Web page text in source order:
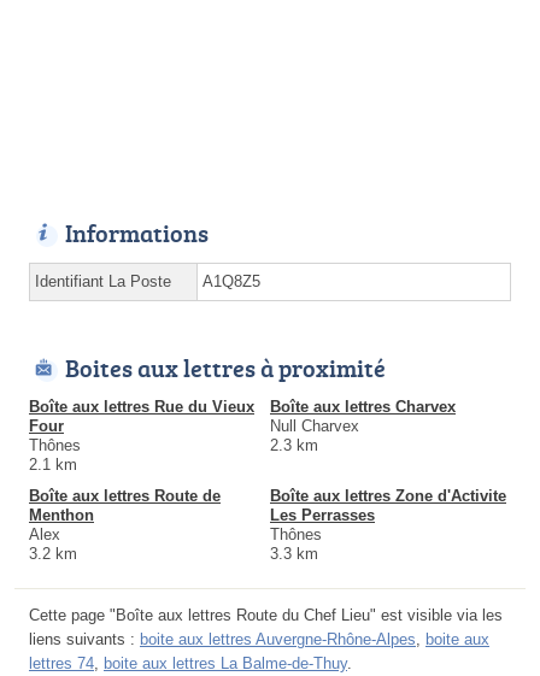
Informations
Identifiant La Poste A1Q8Z5
Boites aux lettres à proximité
Boîte aux lettres Rue du Vieux
Four
Thônes
2.1 km
Boîte aux lettres Charvex
Null Charvex
2.3 km
Boîte aux lettres Route de
Menthon
Alex
3.2 km
Boîte aux lettres Zone d'Activite
Les Perrasses
Thônes
3.3 km
Cette page "Boîte aux lettres Route du Chef Lieu" est visible via les
liens suivants : boite aux lettres Auvergne-Rhône-Alpes, boite aux
lettres 74, boite aux lettres La Balme-de-Thuy.